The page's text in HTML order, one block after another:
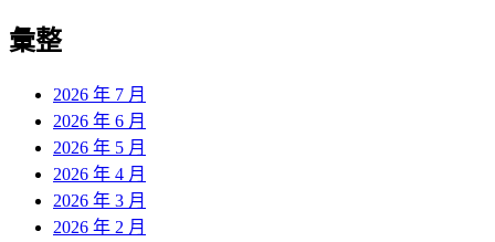
彙整
2026 年 7 月
2026 年 6 月
2026 年 5 月
2026 年 4 月
2026 年 3 月
2026 年 2 月